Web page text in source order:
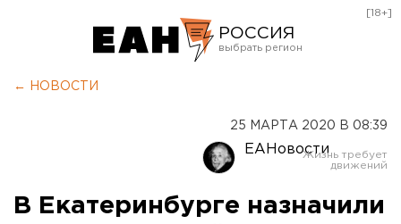
РОССИЯ
Оренбург
[18+]
← НОВОСТИ
25 МАРТА 2020 В 08:39
ЕАНовости
В Екатеринбурге назначили